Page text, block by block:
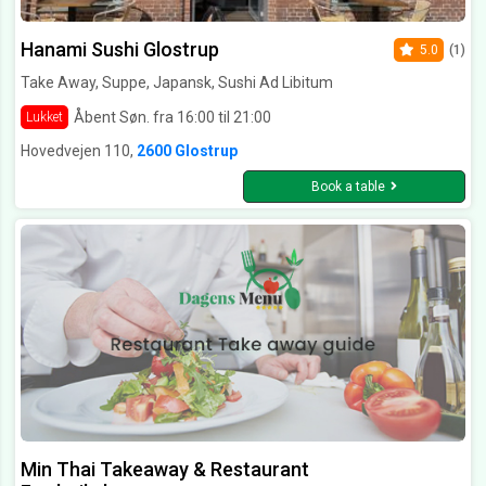
Hanami Sushi Glostrup
Take Away, Suppe, Japansk, Sushi Ad Libitum
Lukket Åbent Søn. fra 16:00 til 21:00
5.0 (1)
Hovedvejen 110, 2600 Glostrup
Book a table
Min Thai Takeaway & Restaurant